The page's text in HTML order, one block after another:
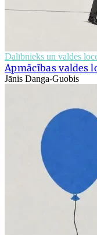
Dalībnieks un valdes
Apmācības valdes
Jānis Danga-Guobis